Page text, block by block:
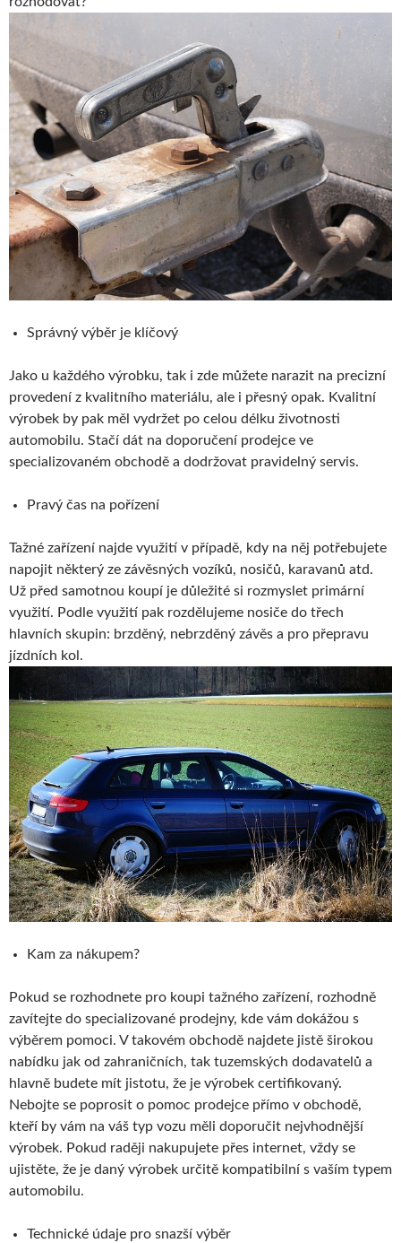
Správný výběr je klíčový
Jako u každého výrobku, tak i zde můžete narazit na precizní
provedení z kvalitního materiálu, ale i přesný opak. Kvalitní
výrobek by pak měl vydržet po celou délku životnosti
automobilu. Stačí dát na doporučení prodejce ve
specializovaném obchodě a dodržovat pravidelný servis.
Pravý čas na pořízení
Tažné zařízení najde využití v případě, kdy na něj potřebujete
napojit některý ze závěsných vozíků, nosičů, karavanů atd.
Už před samotnou koupí je důležité si rozmyslet primární
využití. Podle využití pak rozdělujeme nosiče do třech
hlavních skupin: brzděný, nebrzděný závěs a pro přepravu
jízdních kol.
Kam za nákupem?
Pokud se rozhodnete pro koupi tažného zařízení, rozhodně
zavítejte do specializované prodejny, kde vám dokážou s
výběrem pomoci. V takovém obchodě najdete jistě širokou
nabídku jak od zahraničních, tak tuzemských dodavatelů a
hlavně budete mít jistotu, že je výrobek certifikovaný.
Nebojte se poprosit o pomoc prodejce přímo v obchodě,
kteří by vám na váš typ vozu měli doporučit nejvhodnější
výrobek. Pokud raději nakupujete přes internet, vždy se
ujistěte, že je daný výrobek určitě kompatibilní s vaším typem
automobilu.
Technické údaje pro snazší výběr